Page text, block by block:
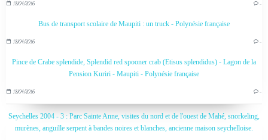
18/04/2016 …
Bus de transport scolaire de Maupiti : un truck - Polynésie française
18/04/2016 …
Pince de Crabe splendide, Splendid red spooner crab (Etisus splendidus) - Lagon de la
Pension Kuriri - Maupiti - Polynésie française
18/04/2016 …
Seychelles 2004 - 3 : Parc Sainte Anne, visites du nord et de l'ouest de Mahé, snorkeling,
murènes, anguille serpent à bandes noires et blanches, ancienne maison seychelloise.